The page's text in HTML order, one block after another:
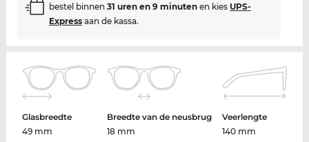
bestel binnen 31 uren en 9 minutenen kies UPS-
Expressaan de kassa.
Glasbreedte
49 mm
Breedte van de neusbrug
18 mm
Veerlengte
140 mm